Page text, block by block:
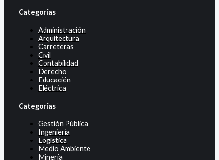
Categorías
Administración
Arquitectura
Carreteras
Civil
Contabilidad
Derecho
Educación
Eléctrica
Categorías
Gestión Pública
Ingeniería
Logística
Medio Ambiente
Minería